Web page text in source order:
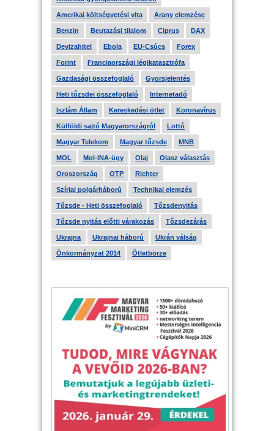
Amerikai költségvetési vita Arany elemzése
Benzin Beutazási tilalom Ciprus DAX
Devizahitel Ebola EU-Csúcs Forex
Forint Franciaországi légikatasztrófa
Gazdasági összefoglaló Gyorsjelentés
Heti tőzsdei összefoglaló Internetadó
Iszlám Állam Kereskedési ötlet Koronavírus
Külföldi sajtó Magyarországról Lottó
Magyar Telekom Magyar tőzsde MNB
MOL Mol-INA-ügy Olaj Olasz választás
Oroszország OTP Richter
Szíriai polgárháború Technikai elemzés
Tőzsde - Heti összefoglaló Tőzsdenyitás
Tőzsde nyitás előtti várakozás Tőzsdezárás
Ukrajna Ukrajnai háború Ukrán válság
Önkormányzat 2014 Ötletbörze